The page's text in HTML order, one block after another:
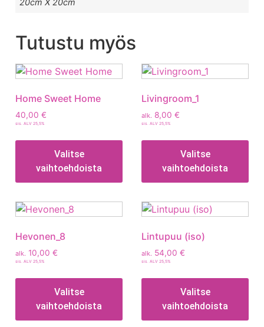
20cm X 20cm
Tutustu myös
Home Sweet Home
40,00 €
sis. ALV 25,5%
Valitse
vaihtoehdoista
Livingroom_1
alk. 8,00 €
sis. ALV 25,5%
Valitse
vaihtoehdoista
Hevonen_8
alk. 10,00 €
sis. ALV 25,5%
Valitse
vaihtoehdoista
Lintupuu (iso)
alk. 54,00 €
sis. ALV 25,5%
Valitse
vaihtoehdoista